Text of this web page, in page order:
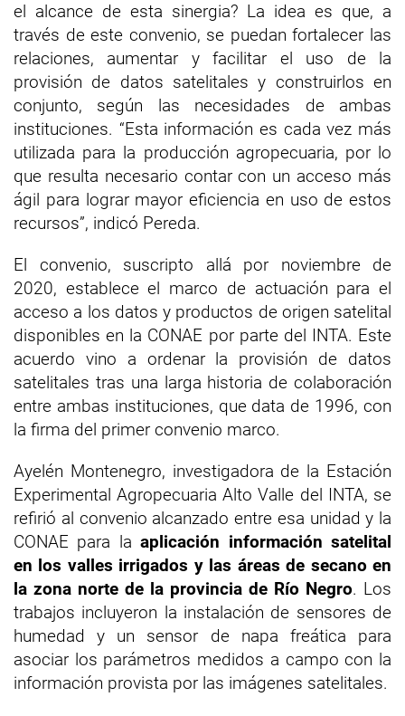
el alcance de esta sinergia? La idea es que, a
través de este convenio, se puedan fortalecer las
relaciones, aumentar y facilitar el uso de la
provisión de datos satelitales y construirlos en
conjunto, según las necesidades de ambas
instituciones. “Esta información es cada vez más
utilizada para la producción agropecuaria, por lo
que resulta necesario contar con un acceso más
ágil para lograr mayor eficiencia en uso de estos
recursos”, indicó Pereda.
El convenio, suscripto allá por noviembre de
2020, establece el marco de actuación para el
acceso a los datos y productos de origen satelital
disponibles en la CONAE por parte del INTA. Este
acuerdo vino a ordenar la provisión de datos
satelitales tras una larga historia de colaboración
entre ambas instituciones, que data de 1996, con
la firma del primer convenio marco.
Ayelén Montenegro, investigadora de la Estación
Experimental Agropecuaria Alto Valle del INTA, se
refirió al convenio alcanzado entre esa unidad y la
CONAE para laaplicación información satelital
en los valles irrigados y las áreas de secano en
la zona norte de la provincia de Río Negro. Los
trabajos incluyeron la instalación de sensores de
humedad y un sensor de napa freática para
asociar los parámetros medidos a campo con la
información provista por las imágenes satelitales.